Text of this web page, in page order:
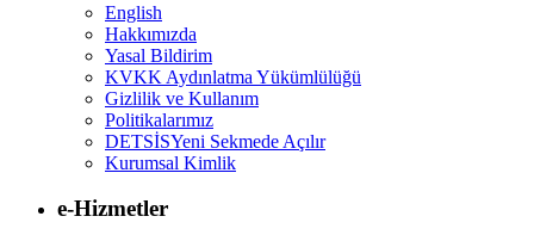
English
Hakkımızda
Yasal Bildirim
KVKK Aydınlatma Yükümlülüğü
Gizlilik ve Kullanım
Politikalarımız
DETSİSYeni Sekmede Açılır
Kurumsal Kimlik
e-Hizmetler